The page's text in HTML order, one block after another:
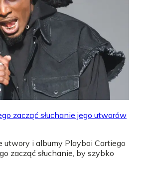
zacząć słuchanie jego utworów
utwory i albumy Playboi Cartiego
zacząć słuchanie, by szybko